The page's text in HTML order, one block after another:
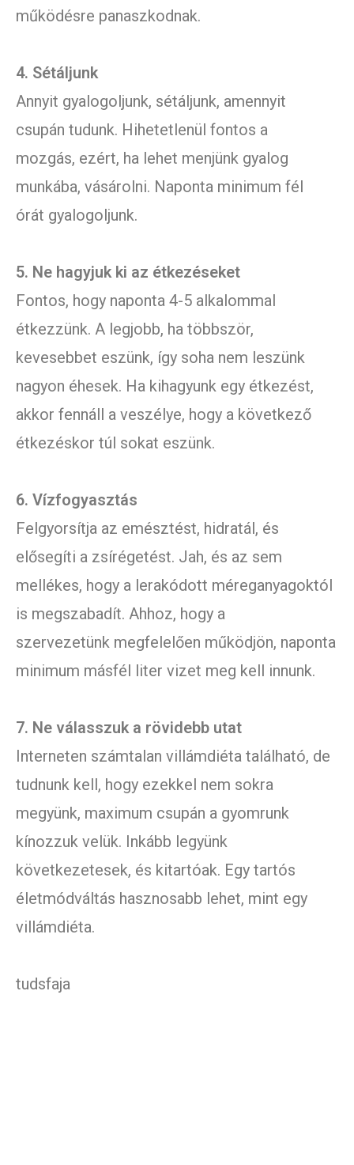
működésre panaszkodnak.
4. Sétáljunk
Annyit gyalogoljunk, sétáljunk, amennyit
csupán tudunk. Hihetetlenül fontos a
mozgás, ezért, ha lehet menjünk gyalog
munkába, vásárolni. Naponta minimum fél
órát gyalogoljunk.
5. Ne hagyjuk ki az étkezéseket
Fontos, hogy naponta 4-5 alkalommal
étkezzünk. A legjobb, ha többször,
kevesebbet eszünk, így soha nem leszünk
nagyon éhesek. Ha kihagyunk egy étkezést,
akkor fennáll a veszélye, hogy a következő
étkezéskor túl sokat eszünk.
6. Vízfogyasztás
Felgyorsítja az emésztést, hidratál, és
elősegíti a zsírégetést. Jah, és az sem
mellékes, hogy a lerakódott méreganyagoktól
is megszabadít. Ahhoz, hogy a
szervezetünk megfelelően működjön, naponta
minimum másfél liter vizet meg kell innunk.
7. Ne válasszuk a rövidebb utat
Interneten számtalan villámdiéta található, de
tudnunk kell, hogy ezekkel nem sokra
megyünk, maximum csupán a gyomrunk
kínozzuk velük. Inkább legyünk
következetesek, és kitartóak. Egy tartós
életmódváltás hasznosabb lehet, mint egy
villámdiéta.
tudsfaja